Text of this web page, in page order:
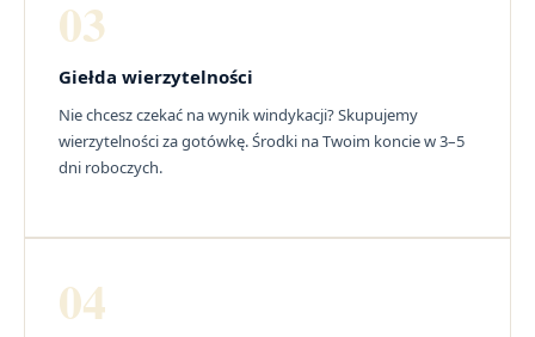
03
Giełda wierzytelności
Nie chcesz czekać na wynik windykacji? Skupujemy
wierzytelności za gotówkę. Środki na Twoim koncie w 3–5
dni roboczych.
04